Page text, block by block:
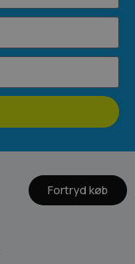
Fortryd køb